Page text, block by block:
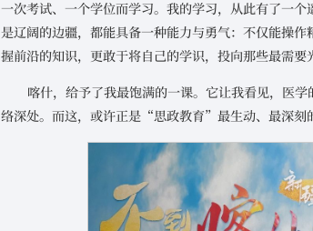
一次考试、一个学位而学习。我的学习，从此有了一
是辽阔的边疆，都能具备一种能力与勇气：不仅能操
握前沿的知识，更敢于将自己的学识，投向那些最需要
喀什，给予了我最饱满的一课。它让我看见，医
络深处。而这，或许正是“思政教育”最生动、最深刻